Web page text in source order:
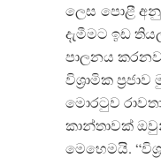
ලෙස පොළී
දැමීමට ඉඩ
පාලනය
විශ්‍රාමික
මොරටුව
කාන්තාවක්
මෙහෙමයි.